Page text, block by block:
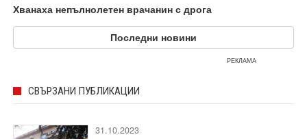
Хванаха непълнолетен врачанин с дрога
Последни новини
РЕКЛАМА
СВЪРЗАНИ ПУБЛИКАЦИИ
31.10.2023